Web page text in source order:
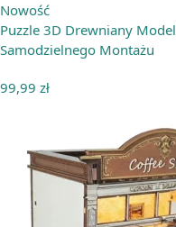
Nowość
Puzzle 3D Drewniany
Samodzielnego Montażu
99,99 zł